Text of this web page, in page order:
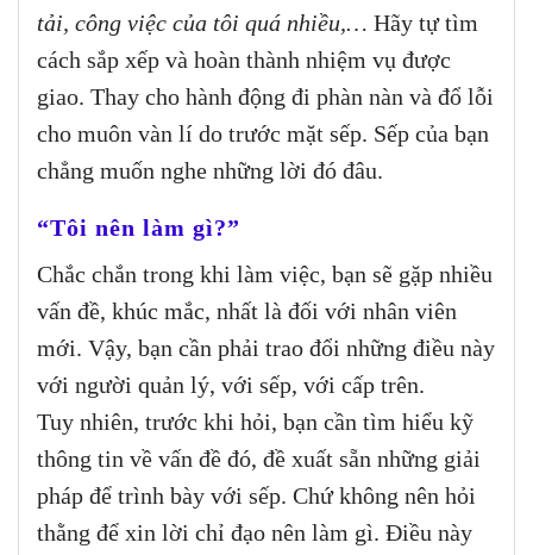
tải, công việc của tôi quá nhiều,… Hãy tự tìm
cách sắp xếp và hoàn thành nhiệm vụ được
giao. Thay cho hành động đi phàn nàn và đổ lỗi
cho muôn vàn lí do trước mặt sếp. Sếp của bạn
chẳng muốn nghe những lời đó đâu.
“Tôi nên làm gì?”
Chắc chắn trong khi làm việc, bạn sẽ gặp nhiều
vấn đề, khúc mắc, nhất là đối với nhân viên
mới. Vậy, bạn cần phải trao đổi những điều này
với người quản lý, với sếp, với cấp trên.
Tuy nhiên, trước khi hỏi, bạn cần tìm hiểu kỹ
thông tin về vấn đề đó, đề xuất sẵn những giải
pháp để trình bày với sếp. Chứ không nên hỏi
thằng để xin lời chỉ đạo nên làm gì. Điều này